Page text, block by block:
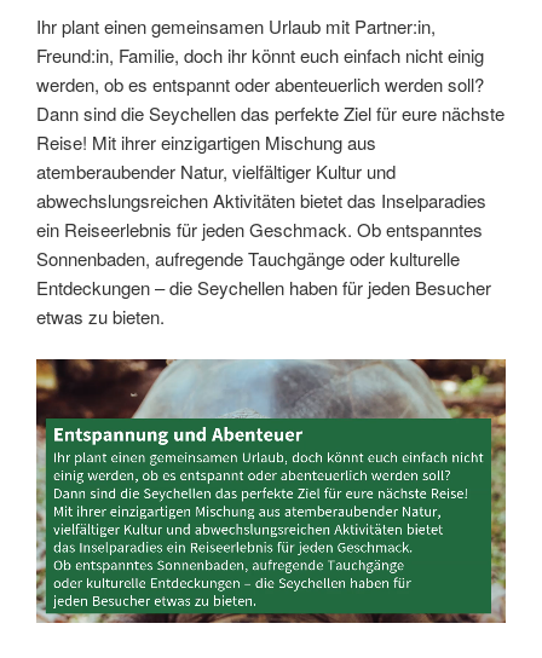
Ihr plant einen gemeinsamen Urlaub mit Partner:in,
Freund:in, Familie, doch ihr könnt euch einfach nicht einig
werden, ob es entspannt oder abenteuerlich werden soll?
Dann sind die Seychellen das perfekte Ziel für eure nächste
Reise! Mit ihrer einzigartigen Mischung aus
atemberaubender Natur, vielfältiger Kultur und
abwechslungsreichen Aktivitäten bietet das Inselparadies
ein Reiseerlebnis für jeden Geschmack. Ob entspanntes
Sonnenbaden, aufregende Tauchgänge oder kulturelle
Entdeckungen – die Seychellen haben für jeden Besucher
etwas zu bieten.
Link Embed